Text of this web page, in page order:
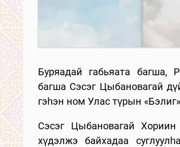
Буряадай габьяата багша,
багша Сэсэг Цыбановагай
гэһэн ном Улас түрын
Сэсэг Цыбановагай
хүдэлжэ байхадаа